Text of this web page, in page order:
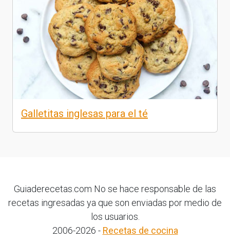
Galletitas inglesas para el té
Guiaderecetas.com No se hace responsable de las
recetas ingresadas ya que son enviadas por medio de
los usuarios.
2006-2026 - Recetas de cocina